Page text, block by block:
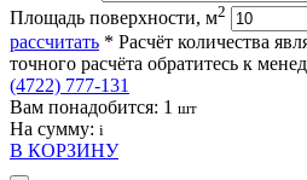
Площадь поверхности, м2
рассчитать * Расчёт количества
точного расчёта обратитесь к
(4722) 777-131
Вам понадобится: 1 шт
На сумму: i
В КОРЗИНУ